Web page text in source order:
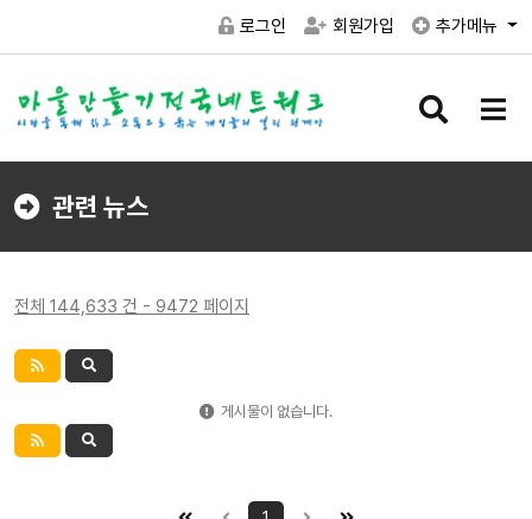
로그인 회원가입 추가메뉴
검
버
메
버
관련 뉴스
전체 144,633 건 - 9472 페이지
게시물이 없습니다.